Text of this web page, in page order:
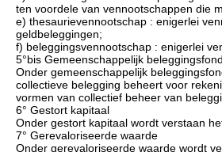
ten voordele van vennootschappen die
e) thesaurievennootschap : enigerlei
geldbeleggingen;
f) beleggingsvennootschap : enigerlei
5°bis Gemeenschappelijk
Onder gemeenschappelijk
collectieve belegging beheert voor
vormen van collectief beheer van
6° Gestort kapitaal
Onder gestort kapitaal wordt verstaan
7° Gerevaloriseerde waarde
Onder gerevaloriseerde waarde wordt